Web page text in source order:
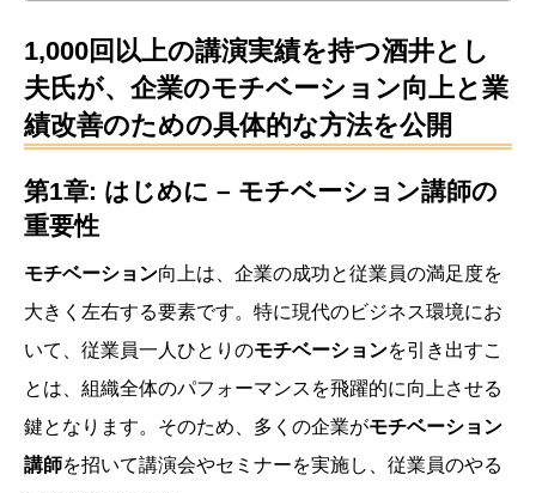
1,000回以上の講演実績を持つ酒井とし
夫氏が、企業のモチベーション向上と業
績改善のための具体的な方法を公開
第1章: はじめに – モチベーション講師の
重要性
モチベーション向上は、企業の成功と従業員の満足度を
大きく左右する要素です。特に現代のビジネス環境にお
いて、従業員一人ひとりのモチベーションを引き出すこ
とは、組織全体のパフォーマンスを飛躍的に向上させる
鍵となります。そのため、多くの企業がモチベーション
講師を招いて講演会やセミナーを実施し、従業員のやる